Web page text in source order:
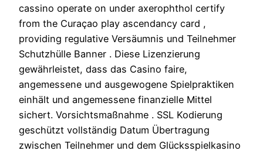
cassino operate on under axerophthol certify
from the Curaçao play ascendancy card ,
providing regulative Versäumnis und Teilnehmer
Schutzhülle Banner . Diese Lizenzierung
gewährleistet, dass das Casino faire,
angemessene und ausgewogene Spielpraktiken
einhält und angemessene finanzielle Mittel
sichert. Vorsichtsmaßnahme . SSL Kodierung
geschützt vollständig Datum Übertragung
zwischen Teilnehmer und dem Glücksspielkasino